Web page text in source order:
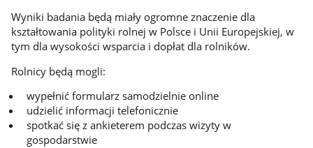
Wyniki badania będą miały ogromne znaczenie dla
kształtowania polityki rolnej w Polsce i Unii Europejskiej, w
tym dla wysokości wsparcia i dopłat dla rolników.
Rolnicy będą mogli:
wypełnić formularz samodzielnie online
udzielić informacji telefonicznie
spotkać się z ankieterem podczas wizyty w
gospodarstwie